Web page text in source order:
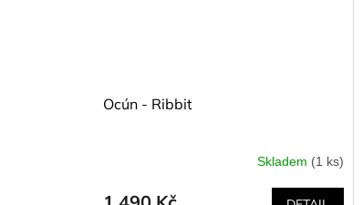
Ocún - Ribbit
Skladem (1 ks)